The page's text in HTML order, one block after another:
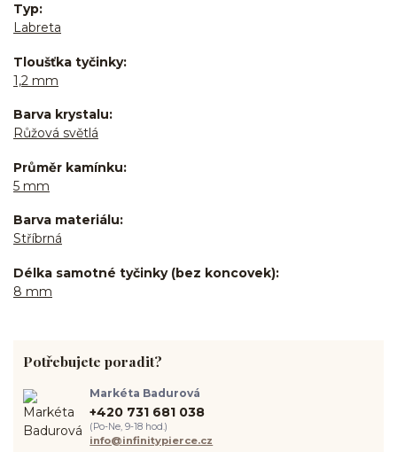
Typ
Labreta
Tloušťka tyčinky
1,2 mm
Barva krystalu
Růžová světlá
Průměr kamínku
5 mm
Barva materiálu
Stříbrná
Délka samotné tyčinky (bez koncovek)
8 mm
Potřebujete poradit?
Markéta Badurová
+420 731 681 038
(Po-Ne, 9-18 hod.)
info@infinitypierce.cz